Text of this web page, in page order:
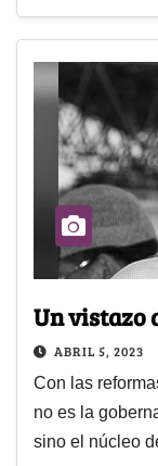
Un vistazo
ABRIL 5, 2023
Con las
no es la
sino el núcleo